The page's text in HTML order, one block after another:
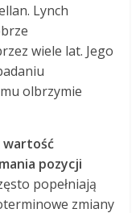
Lynch
wiele lat. Jego
olbrzymie
wartość
pozycji
popełniają
zmiany